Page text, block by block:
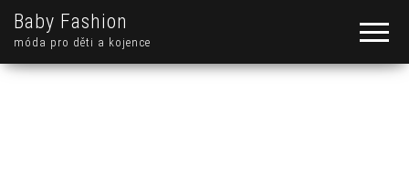
Baby Fashion
móda pro děti a kojence